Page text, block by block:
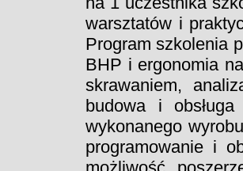
warsztatów i
Program szkolenia
BHP i ergonomia
skrawaniem,
budowa i
wykonanego
programowanie i